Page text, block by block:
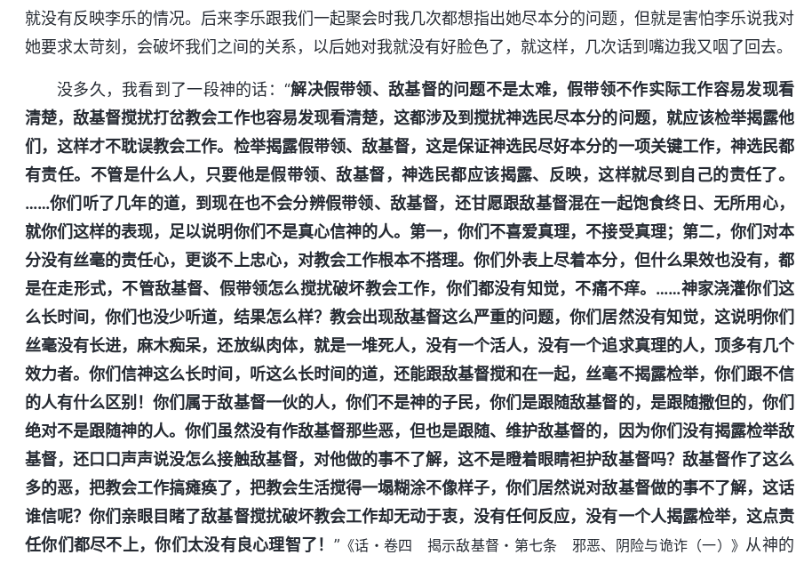
就没有反映李乐的情况。后来李乐跟我们一起聚会时我几次都想指出她尽本分的问题，但就是害怕李乐说我对
她要求太苛刻，会破坏我们之间的关系，以后她对我就没有好脸色了，就这样，几次话到嘴边我又咽了回去。
没多久，我看到了一段神的话：“解决假带领、敌基督的问题不是太难，假带领不作实际工作容易发现看
清楚，敌基督搅扰打岔教会工作也容易发现看清楚，这都涉及到搅扰神选民尽本分的问题，就应该检举揭露他
们，这样才不耽误教会工作。检举揭露假带领、敌基督，这是保证神选民尽好本分的一项关键工作，神选民都
有责任。不管是什么人，只要他是假带领、敌基督，神选民都应该揭露、反映，这样就尽到自己的责任了。
……你们听了几年的道，到现在也不会分辨假带领、敌基督，还甘愿跟敌基督混在一起饱食终日、无所用心，
就你们这样的表现，足以说明你们不是真心信神的人。第一，你们不喜爱真理，不接受真理；第二，你们对本
分没有丝毫的责任心，更谈不上忠心，对教会工作根本不搭理。你们外表上尽着本分，但什么果效也没有，都
是在走形式，不管敌基督、假带领怎么搅扰破坏教会工作，你们都没有知觉，不痛不痒。……神家浇灌你们这
么长时间，你们也没少听道，结果怎么样？教会出现敌基督这么严重的问题，你们居然没有知觉，这说明你们
丝毫没有长进，麻木痴呆，还放纵肉体，就是一堆死人，没有一个活人，没有一个追求真理的人，顶多有几个
效力者。你们信神这么长时间，听这么长时间的道，还能跟敌基督搅和在一起，丝毫不揭露检举，你们跟不信
的人有什么区别！你们属于敌基督一伙的人，你们不是神的子民，你们是跟随敌基督的，是跟随撒但的，你们
绝对不是跟随神的人。你们虽然没有作敌基督那些恶，但也是跟随、维护敌基督的，因为你们没有揭露检举敌
基督，还口口声声说没怎么接触敌基督，对他做的事不了解，这不是瞪着眼睛袒护敌基督吗？敌基督作了这么
多的恶，把教会工作搞瘫痪了，把教会生活搅得一塌糊涂不像样子，你们居然说对敌基督做的事不了解，这话
谁信呢？你们亲眼目睹了敌基督搅扰破坏教会工作却无动于衷，没有任何反应，没有一个人揭露检举，这点责
任你们都尽不上，你们太没有良心理智了！ ” 《话・卷四 揭示敌基督・第七条 邪恶、阴险与诡诈（一）》 从神的